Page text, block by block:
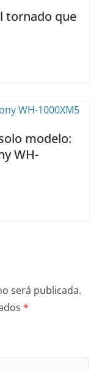
tornado que
modelo:
WH-
será publicada.
*